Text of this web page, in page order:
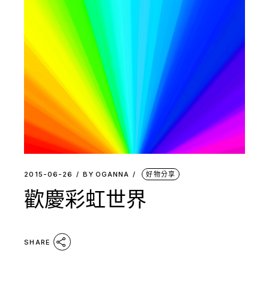
2015-06-26 BY OGANNA 好物分享
歡慶彩虹世界
SHARE